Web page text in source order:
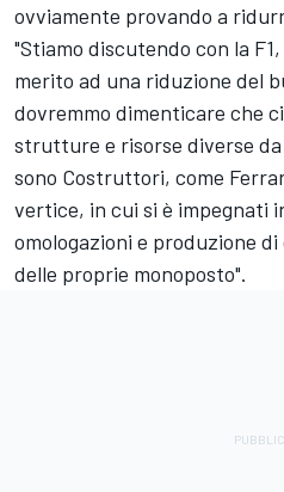
ovviamente provando a
"Stiamo discutendo con la
merito ad una riduzione del
dovremmo dimenticare che
strutture e risorse diverse
sono Costruttori, come
vertice, in cui si è impegnati
omologazioni e produzione
delle proprie monoposto".